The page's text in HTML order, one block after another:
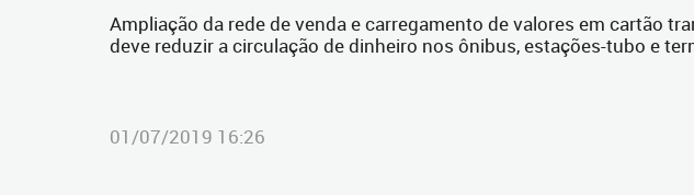
Ampliação da rede de venda e carregamento de valores em cartão
deve reduzir a circulação de dinheiro nos ônibus, estações-tubo e
01/07/2019 16:26